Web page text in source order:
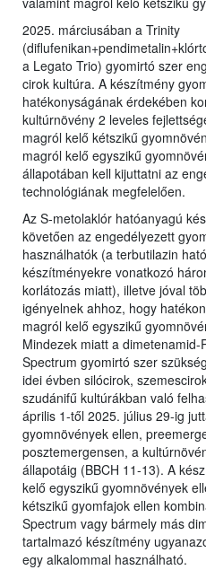
2025. márciusában a Trinity
a Legato Trio) gyomirtó szer
cirok kultúra. A készítmény
hatékonyságának érdekében
kultúrnövény 2 leveles
magról kelő kétszikű
magról kelő egyszikű
állapotában kell kijuttatni az
technológiának megfelelően.
Az S-metolaklór hatóanyagú
követően az engedélyezett
használhatók (a terbutilazin
készítményekre vonatkozó
korlátozás miatt), illetve jóval
igényelnek ahhoz, hogy
magról kelő egyszikű
Mindezek miatt a
Spectrum gyomirtó szer
idei évben silócirok,
szudánifű kultúrákban való
április 1-től 2025. július 29-ig
gyomnövények ellen,
posztemergensen, a
állapotáig (BBCH 11-13). A
kelő egyszikű gyomnövények
kétszikű gyomfajok ellen
Spectrum vagy bármely más
tartalmazó készítmény
egy alkalommal használható.